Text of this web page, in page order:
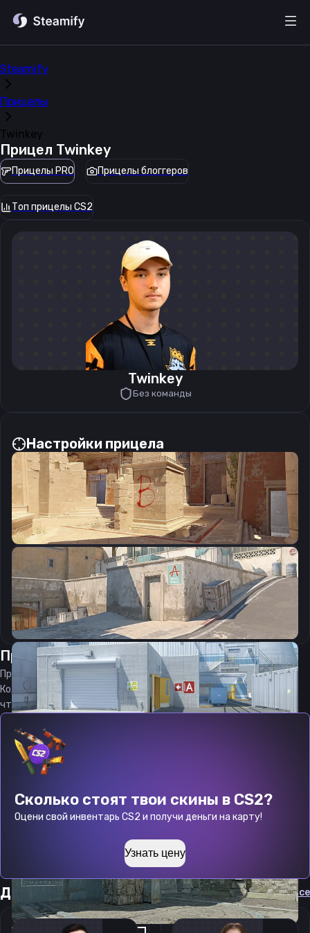
Steamify
Прицелы
Twinkey
Прицел Twinkey
Прицелы PRO Прицелы блоггеров
Топ прицелы CS2
Twinkey
Без команды
Настройки прицела
CSGO-6R4Bc-NY9Mw-5qxJV-CWJUW-Nr3xK
Скопировать
ПрицелТвинкиот 07.08.2026
Прицел Twinkey является актуальным на
07.08.2026
Код прицела
CS 2 стараемся еженедельно обновлять,
чтобы вы могли играть с актуальными настройками игрока.
Сколько стоят твои скины в CS2?
Оцени свой инвентарь CS2 и получи деньги на карту!
Узнать цену
Другие прицелы Cмотреть все